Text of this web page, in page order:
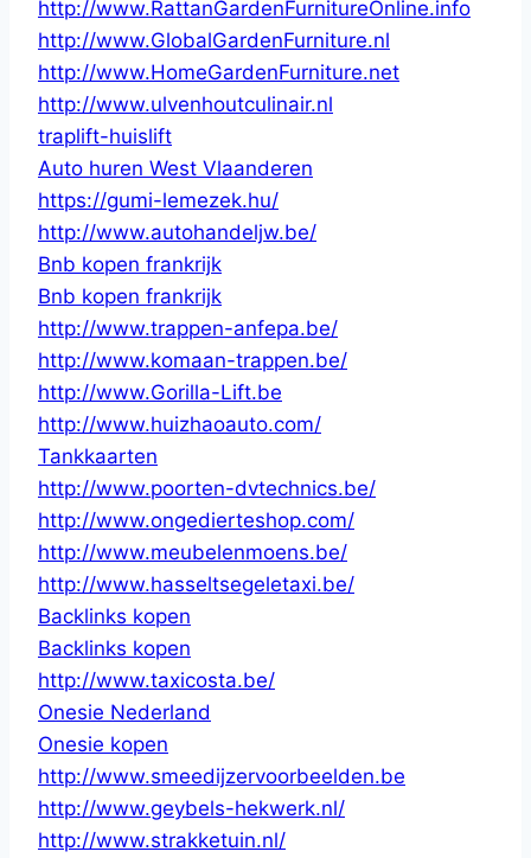
http://www.RattanGardenFurnitureOnline.info
http://www.GlobalGardenFurniture.nl
http://www.HomeGardenFurniture.net
http://www.ulvenhoutculinair.nl
traplift-huislift
Auto huren West Vlaanderen
https://gumi-lemezek.hu/
http://www.autohandeljw.be/
Bnb kopen frankrijk
Bnb kopen frankrijk
http://www.trappen-anfepa.be/
http://www.komaan-trappen.be/
http://www.Gorilla-Lift.be
http://www.huizhaoauto.com/
Tankkaarten
http://www.poorten-dvtechnics.be/
http://www.ongedierteshop.com/
http://www.meubelenmoens.be/
http://www.hasseltsegeletaxi.be/
Backlinks kopen
Backlinks kopen
http://www.taxicosta.be/
Onesie Nederland
Onesie kopen
http://www.smeedijzervoorbeelden.be
http://www.geybels-hekwerk.nl/
http://www.strakketuin.nl/